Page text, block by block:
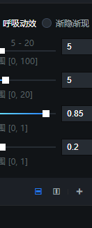
用
AI 助手
在企业官网、通讯软件中为客户提供 AI 客服